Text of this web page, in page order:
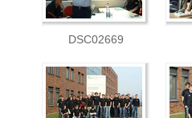
DSC02669